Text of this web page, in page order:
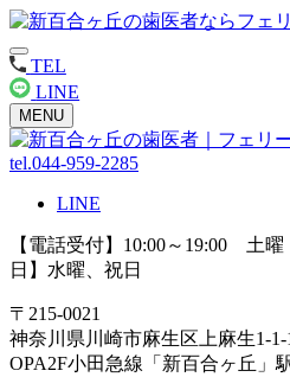
TEL
LINE
MENU
tel.044-959-2285
LINE
【電話受付】10:00～19:00 土
日】水曜、祝日
〒215-0021
神奈川県川崎市麻生区上麻生1-1-
OPA2F小田急線「新百合ヶ丘」